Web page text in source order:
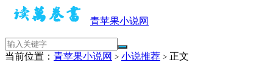
青苹果小说网
当前位置： 青苹果小说网 > 小说推荐 > 正文